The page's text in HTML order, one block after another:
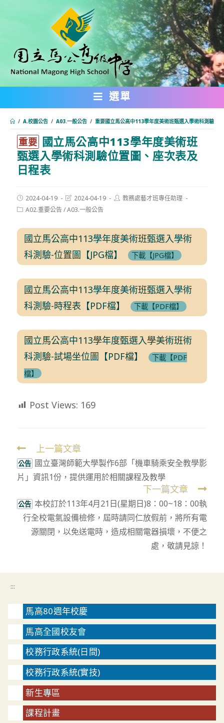
內
選單
/ A.校園公告 / A03.一般公告 / 重要國立馬公高中113學年度美術班甄選入學術科測驗位
重要 國立馬公高中113學年度美術班
甄選入學術科測驗位置圖、座次表及
日程表
Post
published:
2024-04-19
Post
modified:
2024-04-19
Post教務處藝才班專任助理
PostA02.重要公告/A03.一般公告
國立馬公高中113學年度美術班甄選入學術
科測驗-位置圖【JPG檔】
下載【JPG檔】
國立馬公高中113學年度美術班甄選入學術
科測驗-時程表【PDF檔】
下載【PDF檔】
國立馬公高中113學年度甄選入學美術班術
科測驗-試場坐位圖【PDF檔】
下載【PDF
檔】
Post Views: 169
Read
more
articles
上一篇文章
公告 國立臺灣師範大學製作6部「機車騎乘安全教學影
片」資訊1份，提供運用於相關課程及教學
下一篇文章
公告 本校訂於113年4月21日(星期日)8：00~18：00執
行全校電氣設備檢修，屆時請同仁放假前，將所有電
源關閉，以免送電時，造成相關電器損壞，不便之
處，敬請見諒！
:::
馬高80週年校慶
馬高全國校友會
校務行政系統(日間)
校務行政系統(實技)
新生專區
課程計畫